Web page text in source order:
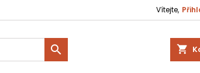
Vítejte,
shopping_cart
